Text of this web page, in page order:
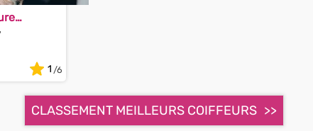
1
CLASSEMENT MEILLEURS COIFFEURS